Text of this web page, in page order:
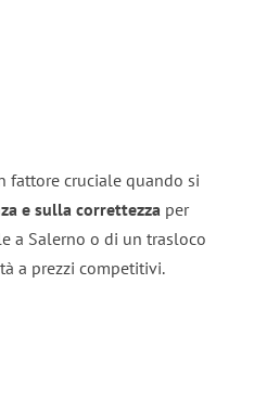
fattore cruciale quando si
e sulla correttezza per
a Salerno o di un trasloco
a prezzi competitivi.